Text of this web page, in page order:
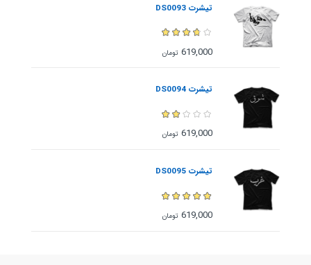
تیشرت DS0093
619,000 تومان
تیشرت DS0094
619,000 تومان
تیشرت DS0095
619,000 تومان